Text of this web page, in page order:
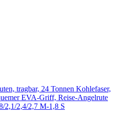
tragbar, 24 Tonnen Kohlefaser,
EVA-Griff, Reise-Angelrute
2,1/2,4/2,7 M-1,8 S